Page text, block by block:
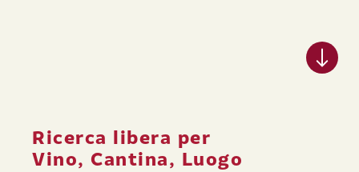
Ricerca libera per
Vino, Cantina, Luogo